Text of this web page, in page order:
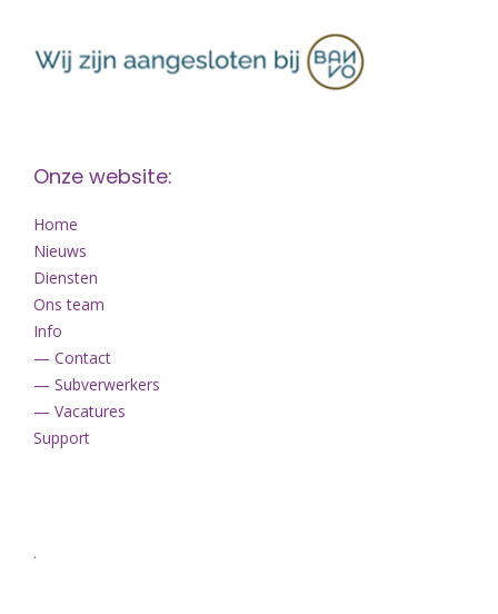
Onze website:
Home
Nieuws
Diensten
Ons team
Info
— Contact
— Subverwerkers
— Vacatures
Support
.